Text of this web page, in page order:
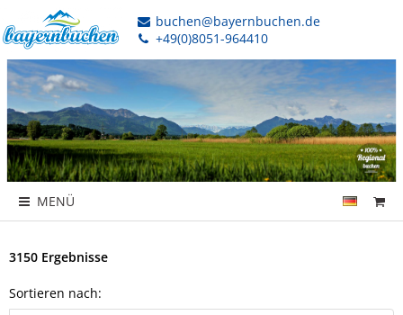
buchen@bayernbuchen.de
+49(0)8051-964410
MENÜ
3150 Ergebnisse
Sortieren nach: